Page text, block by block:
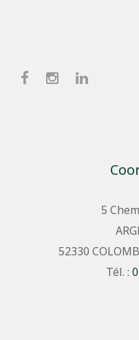
5
52330
Tél. :